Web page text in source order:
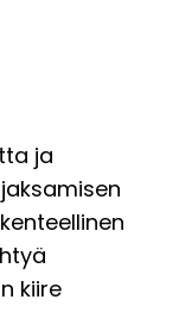
ja
kiire